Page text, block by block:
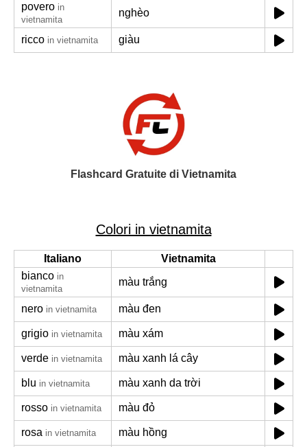
povero in
vietnamita
nghèo
ricco in vietnamita giàu
Flashcard Gratuite di Vietnamita
Colori in vietnamita
Italiano
Vietnamita
bianco in
vietnamita
màu trắng
nero in vietnamita màu đen
grigio in vietnamita màu xám
verde in vietnamita màu xanh lá cây
blu in vietnamita màu xanh da trời
rosso in vietnamita màu đỏ
rosa in vietnamita
màu hồng